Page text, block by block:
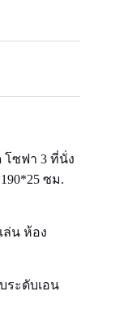
โซฟา 3 ที่นั่ง
ซม.
ล่น ห้อง
ระดับเอน